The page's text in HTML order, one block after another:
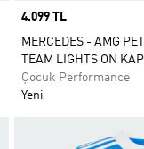
Price
4.099 TL
MERCEDES - AMG
TEAM LIGHTS ON
Çocuk Performance
Yeni
Favori Listesine Ekle